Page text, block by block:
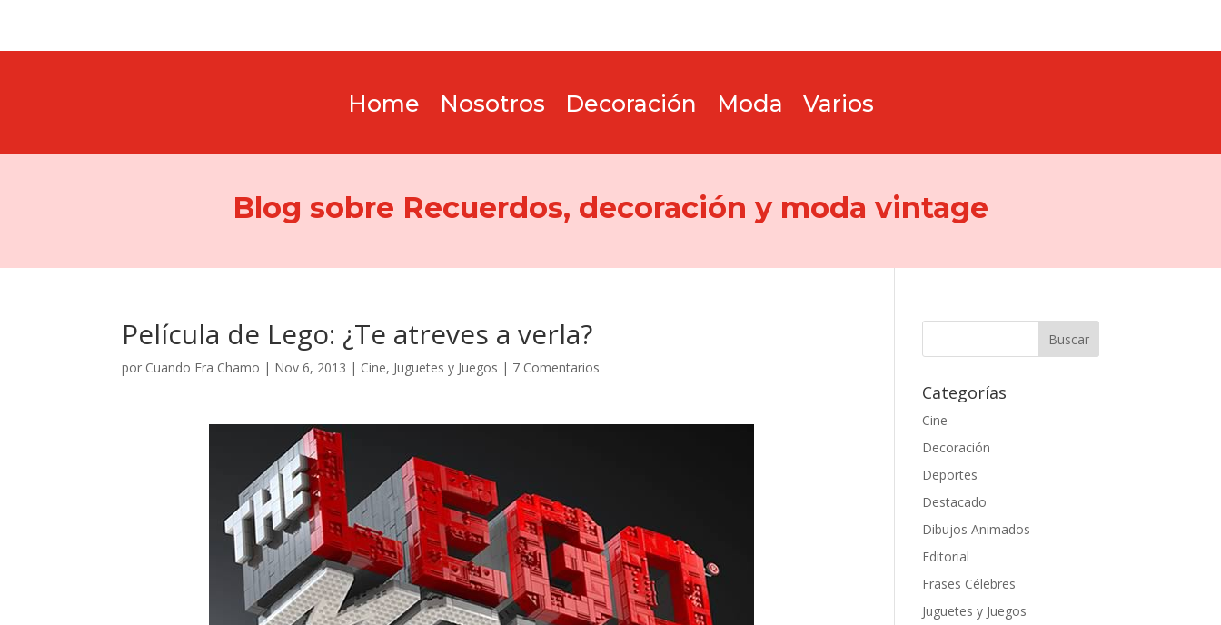
Home Nosotros Decoración Moda Varios
Blog sobre Recuerdos, decoración y moda vintage
Película de Lego: ¿Te atreves a verla?
por Cuando Era Chamo | Nov 6, 2013 | Cine, Juguetes y Juegos | 7 Comentarios
Categorías
Cine
Decoración
Deportes
Destacado
Dibujos Animados
Editorial
Frases Célebres
Juguetes y Juegos